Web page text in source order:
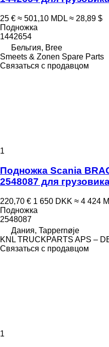
25 € ≈ 501,10 MDL ≈ 28,89 $
Подножка
1442654
Бельгия, Bree
Smeets & Zonen Spare Parts
Связаться с продавцом
1
Подножка Scania
2548087 для
220,70 € 1 650 DKK ≈ 4 424
Подножка
2548087
Дания, Tappernøje
KNL TRUCKPARTS APS –
Связаться с продавцом
1